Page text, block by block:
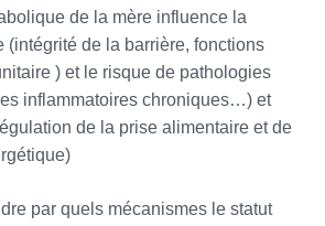
de la mère influence la
(intégrité de la barrière, fonctions
) et le risque de pathologies
inflammatoires chroniques…) et
de la prise alimentaire et de
par quels mécanismes le statut